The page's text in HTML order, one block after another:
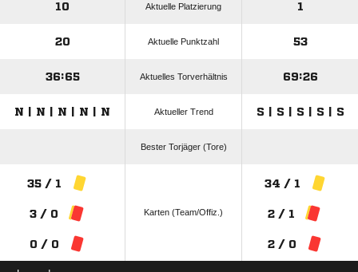
10 Aktuelle Platzierung 1
20 Aktuelle Punktzahl 53
36:65 Aktuelles Torverhältnis 69:26
N | N | N | N | N Aktueller Trend S | S | S | S | S
Bester Torjäger (Tore)
35 / 1
3 / 0
0 / 0
Karten (Team/Offiz.)
34 / 1
2 / 1
2 / 0